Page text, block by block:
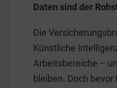
Daten sind der
Die
Künstliche
Arbeitsbereiche –
bleiben. Doch